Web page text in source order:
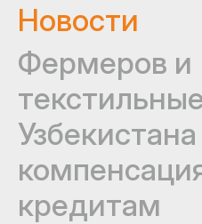
Новости
Фермеров и
кредитам